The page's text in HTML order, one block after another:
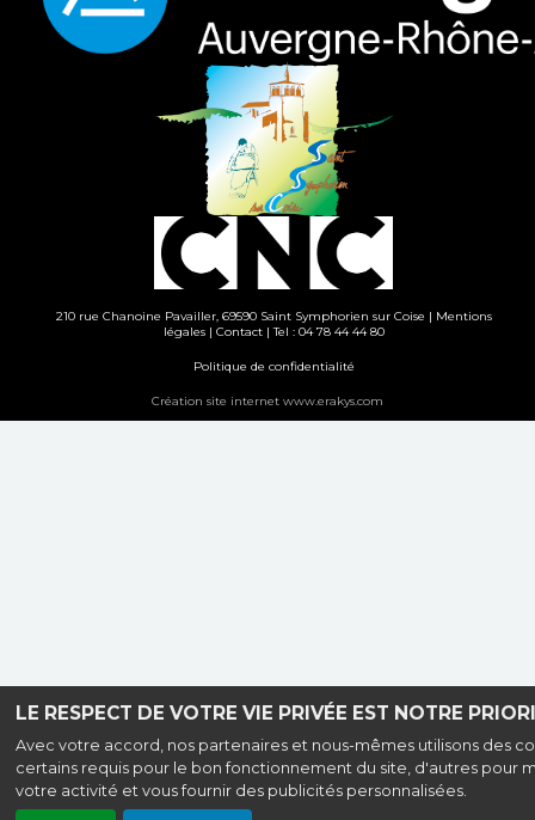
LE RESPECT DE VOTRE VIE PRIVÉE EST NOTRE
Avec votre accord, nos partenaires et nous-mêmes utilisons des
certains requis pour le bon fonctionnement du site, d'autres pour
votre activité et vous fournir des publicités personnalisées.
210 rue Chanoine Pavailler, 69590 Saint Symphorien sur Coise | Mentions
légales| Contact| Tel : 04 78 44 44 80
Politique de confidentialité
Création site internet www.erakys.com